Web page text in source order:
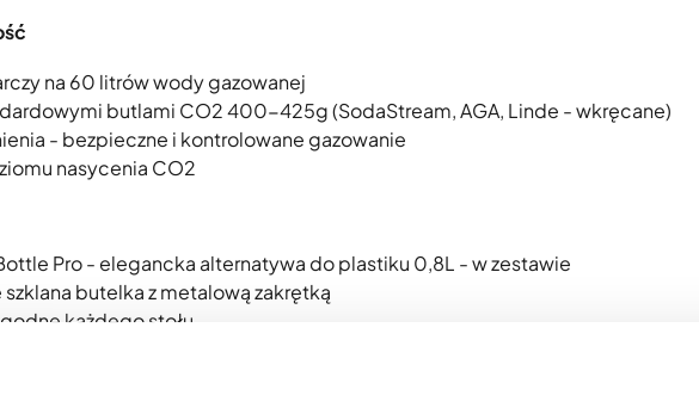
na 60 litrów wody gazowanej
butlami CO2 400-425g (SodaStream, AGA, Linde - wkręcane)
- bezpieczne i kontrolowane gazowanie
nasycenia CO2
Pro - elegancka alternatywa do plastiku 0,8L - w zestawie
butelka z metalową zakrętką
każdego stołu
butelki termiczne o pojemności 800ml